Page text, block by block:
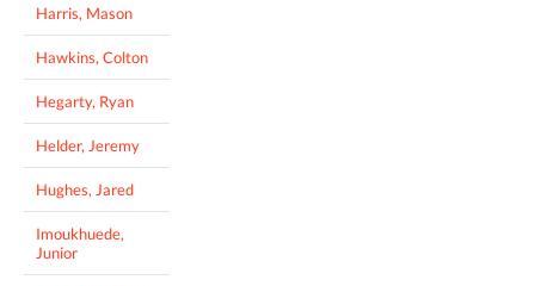
Harris, Mason
Hawkins, Colton
Hegarty, Ryan
Helder, Jeremy
Hughes, Jared
Imoukhuede,
Junior